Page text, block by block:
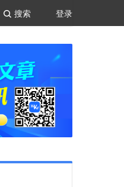
登录
搜索